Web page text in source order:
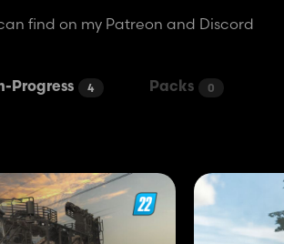
find on my Patreon and Discord
Progress 4 Packs 0